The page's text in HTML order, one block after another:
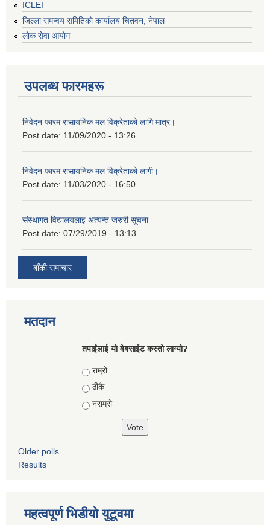
ICLEI
जिल्ला समन्वय समितिको कार्यालय चितवन, नेपाल
लोक सेवा आयोग
उपलब्ध फारमहरू
निवेदन फारम रासायनिक मल विक्रेताको लागि मात्र।
Post date: 11/09/2020 - 13:26
निवेदन फारम रासायनिक मल विक्रेताको लागी।
Post date: 11/03/2020 - 16:50
संस्थागत विद्यालयलाइ अत्यन्त जरुरी सूचना
Post date: 07/29/2019 - 13:13
बाँकी समाचार
मतदान
तपाईंलाई यो वेबसाईट कस्तो लाग्यो?
Choices
राम्रो
ठीकै
नराम्रो
Older polls
Results
महत्वपूर्ण भिडीयो युटूवमा